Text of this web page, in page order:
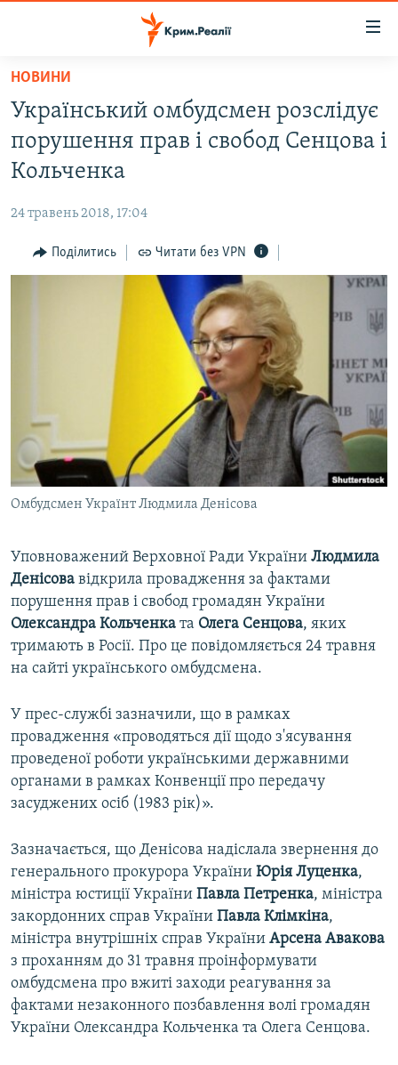
Перейти
основного
матеріалу
Перейти
до
основної
навігації
Перейти
до
ВОДА.КРИМ
ВІДЕО ТА ФОТО
БЛОГИ
ПОГЛЯД
СПЕЦПРОЕКТИ
ВІДЕОУРОКИ «ELIFBE»
СВІДЧЕННЯ ОКУПАЦІЇ
УКРАЇНСЬКА ПРОБЛЕМА КРИМУ
ІНФОГРАФІКА
ЯК ОБІЙТИ БЛОКУВАННЯ
Русский
Qırımtatar
ДОЛУЧАЙСЯ!
Усі сайти RFE/RL
НОВИНИ
Український омбудсмен розслідує
порушення прав і свобод Сенцова і
Кольченка
24 травень 2018, 17:04
Поділитись Читати без VPN
Омбудсмен Українт Людмила Денісова
Уповноважений Верховної Ради України Людмила
Денісова відкрила провадження за фактами
порушення прав і свобод громадян України
Олександра Кольченка та Олега Сенцова, яких
тримають в Росії. Про це повідомляється 24 травня
на сайті українського омбудсмена.
У прес-службі зазначили, що в рамках
провадження «проводяться дії щодо з'ясування
проведеної роботи українськими державними
органами в рамках Конвенції про передачу
засуджених осіб (1983 рік)».
Зазначається, що Денісова надіслала звернення до
генерального прокурора України Юрія Луценка,
міністра юстиції України Павла Петренка, міністра
закордонних справ України Павла Клімкіна,
міністра внутрішніх справ України Арсена Авакова
з проханням до 31 травня проінформувати
омбудсмена про вжиті заходи реагування за
фактами незаконного позбавлення волі громадян
України Олександра Кольченка та Олега Сенцова.